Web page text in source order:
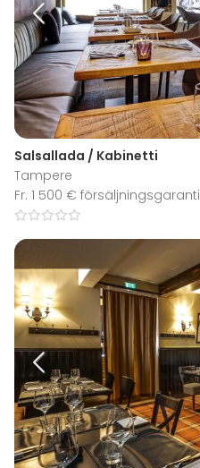
Salsallada / Kabinetti
Tampere
Fr. 1 500 € försäljningsgaranti